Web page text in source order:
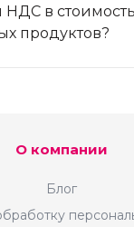
в стоимость
продуктов?
О компании
Блог